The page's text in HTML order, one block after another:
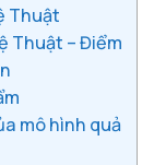
Thuật
Thuật – Điểm
mô hình quả